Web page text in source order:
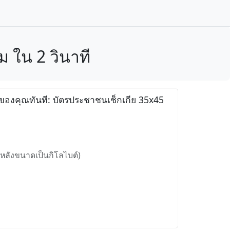
ใน 2 วินาที
งคุณทันที: บัตรประชาชนเช็กเกีย 35x45
งขนาดเป็นกิโลไบต์)